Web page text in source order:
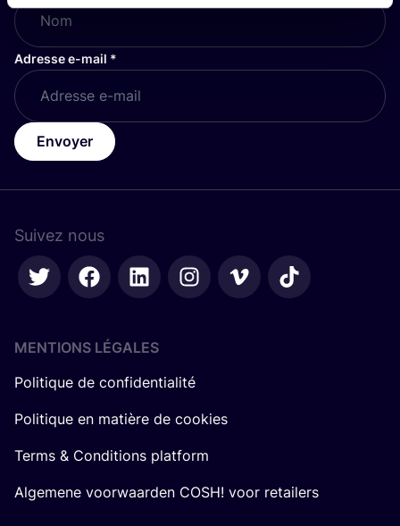
Adresse e-mail *
Envoyer
Suivez nous
MENTIONS LÉGALES
Politique de confidentialité
Politique en matière de cookies
Terms & Conditions platform
Algemene voorwaarden COSH! voor retailers